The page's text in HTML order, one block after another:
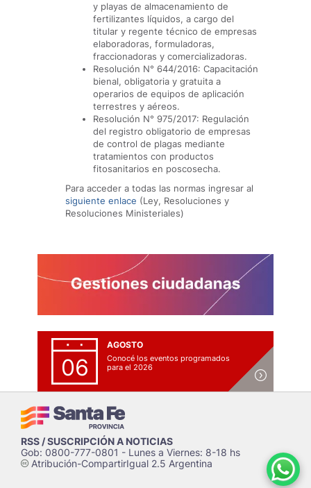
y playas de almacenamiento de
fertilizantes líquidos, a cargo del
titular y regente técnico de empresas
elaboradoras, formuladoras,
fraccionadoras y comercializadoras.
Resolución N° 644/2016: Capacitación
bienal, obligatoria y gratuita a
operarios de equipos de aplicación
terrestres y aéreos.
Resolución N° 975/2017: Regulación
del registro obligatorio de empresas
de control de plagas mediante
tratamientos con productos
fitosanitarios en poscosecha.
Para acceder a todas las normas ingresar al
siguiente enlace (Ley, Resoluciones y
Resoluciones Ministeriales)
06
AGOSTO
Conocé los eventos programados
para el 2026
RSS / SUSCRIPCIÓN A NOTICIAS
Gob: 0800-777-0801 - Lunes a Viernes: 8-18 hs
cAtribución-CompartirIgual 2.5 Argentina